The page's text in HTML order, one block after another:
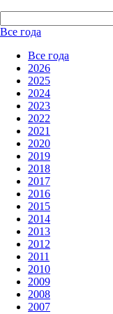
Все года
Все года
2026
2025
2024
2023
2022
2021
2020
2019
2018
2017
2016
2015
2014
2013
2012
2011
2010
2009
2008
2007